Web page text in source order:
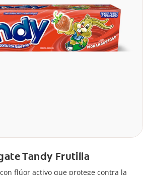
Tandy Frutilla
flúor activo que protege contra la